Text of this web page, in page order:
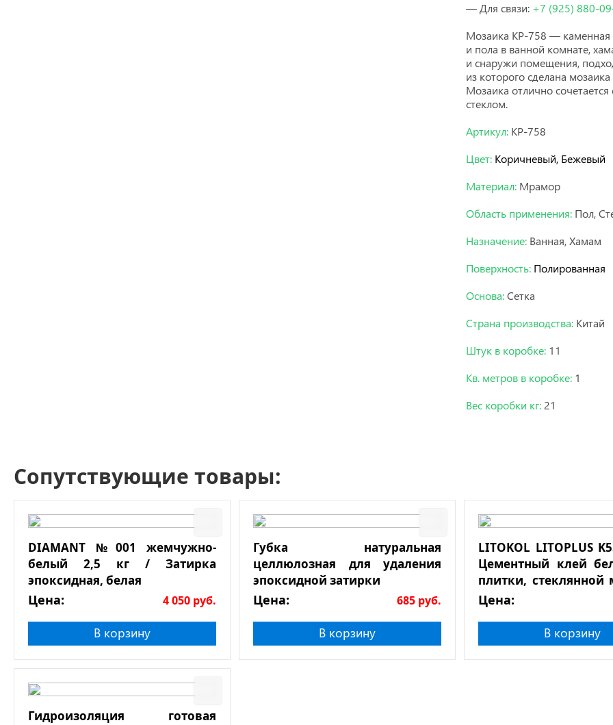
— Для связи: +7 (925) 880-
Мозаика KP-758 — каменная
и пола в ванной комнате,
и снаружи помещения,
из которого сделана
Мозаика отлично
стеклом.
Артикул: KP-758
Цвет: Коричневый, Бежевый
Материал: Мрамор
Область применения: Пол,
Назначение: Ванная, Хамам
Поверхность: Полированная
Основа:Сетка
Страна производства: Китай
Штук в коробке: 11
Кв. метров в коробке: 1
Вес коробки кг: 21
Сопутствующие товары:
DIAMANT №001 жемчужно-
белый 2,5 кг / Затирка
эпоксидная, белая
Цена: 4 050 руб.
В корзину
Губка натуральная
целлюлозная для удаления
эпоксидной затирки
Цена: 685 руб.
В корзину
LITOKOL LITOPLUS
Цементный клей
плитки, стеклянной
натурального камня
Цена:
В корзину
Гидроизоляция готовая